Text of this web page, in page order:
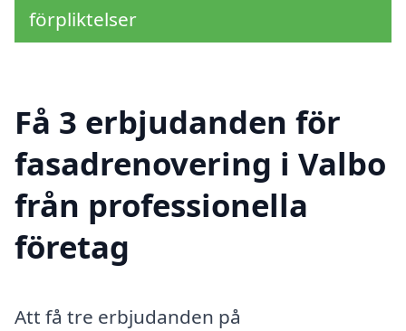
förpliktelser
Få 3 erbjudanden för
fasadrenovering i Valbo
från professionella
företag
Att få tre erbjudanden på